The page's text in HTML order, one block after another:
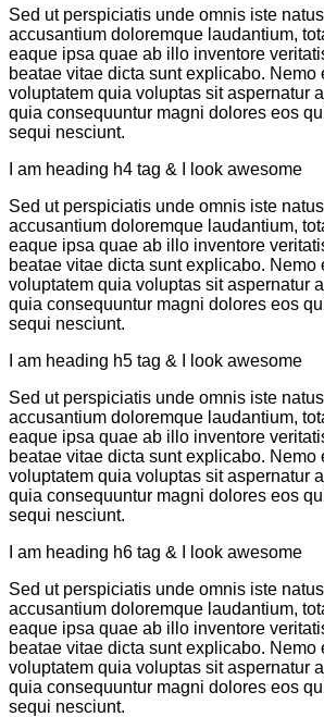
Sed ut perspiciatis unde omnis iste
accusantium doloremque laudantium,
eaque ipsa quae ab illo inventore
beatae vitae dicta sunt explicabo. Nemo
voluptatem quia voluptas sit aspernatur
quia consequuntur magni dolores eos
sequi nesciunt.
I am heading h4 tag & I look awesome
Sed ut perspiciatis unde omnis iste
accusantium doloremque laudantium,
eaque ipsa quae ab illo inventore
beatae vitae dicta sunt explicabo. Nemo
voluptatem quia voluptas sit aspernatur
quia consequuntur magni dolores eos
sequi nesciunt.
I am heading h5 tag & I look awesome
Sed ut perspiciatis unde omnis iste
accusantium doloremque laudantium,
eaque ipsa quae ab illo inventore
beatae vitae dicta sunt explicabo. Nemo
voluptatem quia voluptas sit aspernatur
quia consequuntur magni dolores eos
sequi nesciunt.
I am heading h6 tag & I look awesome
Sed ut perspiciatis unde omnis iste
accusantium doloremque laudantium,
eaque ipsa quae ab illo inventore
beatae vitae dicta sunt explicabo. Nemo
voluptatem quia voluptas sit aspernatur
quia consequuntur magni dolores eos
sequi nesciunt.